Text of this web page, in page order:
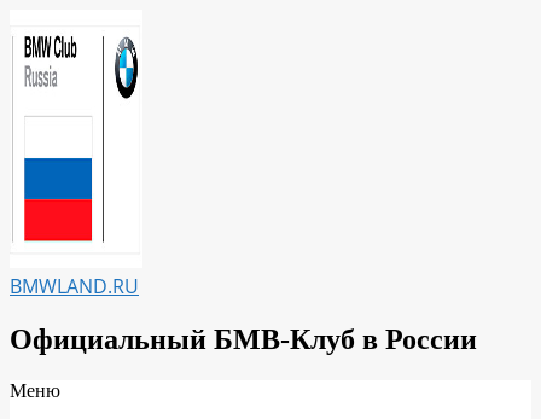
к
содержимому
BMWLAND.RU
Официальный БМВ-Клуб в России
Вторичное
Меню